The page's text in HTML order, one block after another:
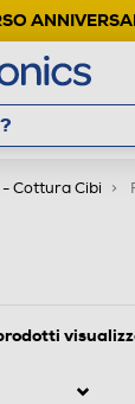
Cottura Cibi